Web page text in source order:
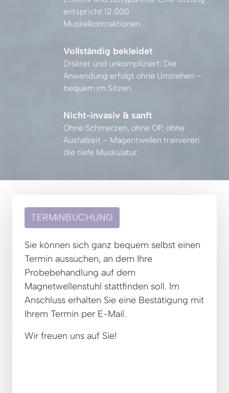
entspricht
Muskelkontraktionen.
Vollständig bekleidet
Diskret und unkompliziert:
Anwendung erfolgt ohne Umziehen
bequem im Sitzen.
Nicht-invasiv & sanft
Ohne Schmerzen, ohne OP,
Ausfallzeit – Magentwellen
die tiefe Muskulatur.
TERMINBUCHUNG
Sie können sich ganz bequem selbst einen
Termin aussuchen, an dem Ihre
Probebehandlung auf dem
Magnetwellenstuhl stattfinden soll. Im
Anschluss erhalten Sie eine Bestätigung mit
Ihrem Termin per E-Mail.
Wir freuen uns auf Sie!